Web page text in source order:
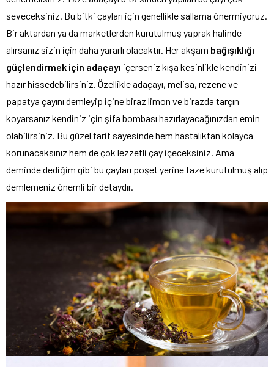
seveceksiniz. Bu bitki çayları için genellikle sallama önermiyoruz.
Bir aktardan ya da marketlerden kurutulmuş yaprak halinde
alırsanız sizin için daha yararlı olacaktır. Her akşam bağışıklığı
güçlendirmek için adaçayı içerseniz kışa kesinlikle kendinizi
hazır hissedebilirsiniz. Özellikle adaçayı, melisa, rezene ve
papatya çayını demleyip içine biraz limon ve birazda tarçın
koyarsanız kendiniz için şifa bombası hazırlayacağınızdan emin
olabilirsiniz. Bu güzel tarif sayesinde hem hastalıktan kolayca
korunacaksınız hem de çok lezzetli çay içeceksiniz. Ama
deminde dediğim gibi bu çayları poşet yerine taze kurutulmuş alıp
demlemeniz önemli bir detaydır.